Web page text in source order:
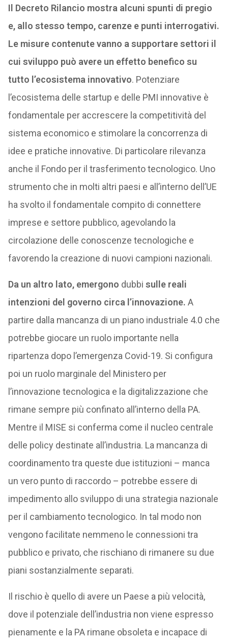
Il Decreto Rilancio mostra alcuni spunti di pregio
e, allo stesso tempo, carenze e punti interrogativi.
Le misure contenute vanno a supportare settori il
cui sviluppo può avere un effetto benefico su
tutto l’ecosistema innovativo. Potenziare
l’ecosistema delle startup e delle PMI innovative è
fondamentale per accrescere la competitività del
sistema economico e stimolare la concorrenza di
idee e pratiche innovative. Di particolare rilevanza
anche il Fondo per il trasferimento tecnologico. Uno
strumento che in molti altri paesi e all’interno dell’UE
ha svolto il fondamentale compito di connettere
imprese e settore pubblico, agevolando la
circolazione delle conoscenze tecnologiche e
favorendo la creazione di nuovi campioni nazionali.
Da un altro lato, emergono dubbi sulle reali
intenzioni del governo circa l’innovazione. A
partire dalla mancanza di un piano industriale 4.0 che
potrebbe giocare un ruolo importante nella
ripartenza dopo l’emergenza Covid-19. Si configura
poi un ruolo marginale del Ministero per
l’innovazione tecnologica e la digitalizzazione che
rimane sempre più confinato all’interno della PA.
Mentre il MISE si conferma come il nucleo centrale
delle policy destinate all’industria. La mancanza di
coordinamento tra queste due istituzioni – manca
un vero punto di raccordo – potrebbe essere di
impedimento allo sviluppo di una strategia nazionale
per il cambiamento tecnologico. In tal modo non
vengono facilitate nemmeno le connessioni tra
pubblico e privato, che rischiano di rimanere su due
piani sostanzialmente separati.
Il rischio è quello di avere un Paese a più velocità,
dove il potenziale dell’industria non viene espresso
pienamente e la PA rimane obsoleta e incapace di